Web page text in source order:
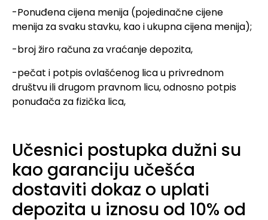
-Ponuđena cijena menija (pojedinačne cijene
menija za svaku stavku, kao i ukupna cijena menija);
-broj žiro računa za vraćanje depozita,
-pečat i potpis ovlašćenog lica u privrednom
društvu ili drugom pravnom licu, odnosno potpis
ponuđača za fizička lica,
Učesnici postupka dužni su
kao garanciju učešća
dostaviti dokaz o uplati
depozita u iznosu od 10% od